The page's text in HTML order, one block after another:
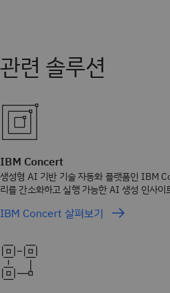
IBM Concert
생성형 AI 기반 기술 자동화 플랫폼인 IBM
리를 간소화하고 실행 가능한 AI 생성 인사이
IBM Concert 살펴보기